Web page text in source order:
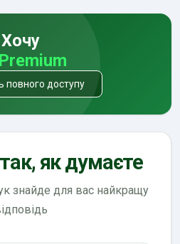
Хочу
Premium
повного доступу
як думаєте
знайде для вас найкращу